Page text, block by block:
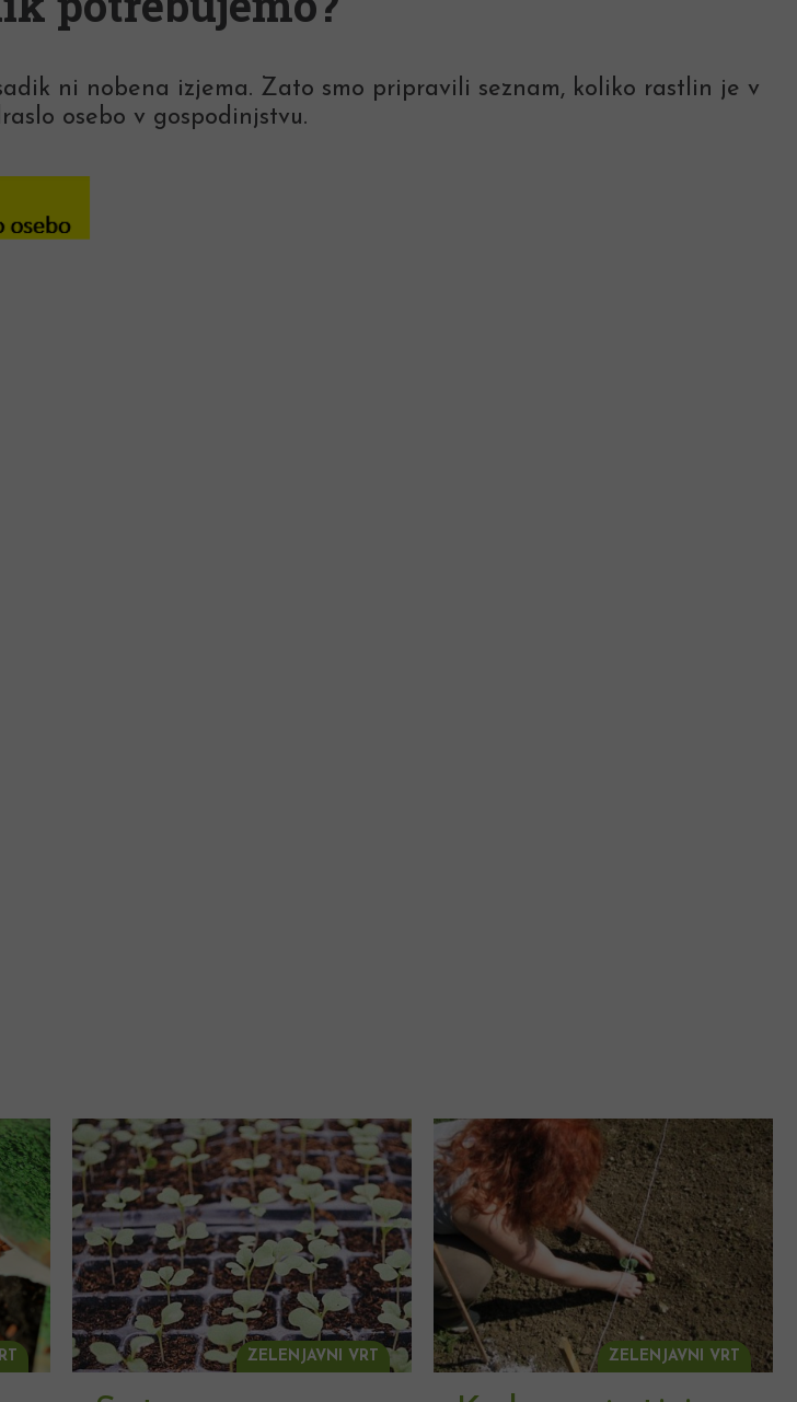
ni nobena izjema. Zato smo pripravili seznam, koliko rastlin je v
osebo v gospodinjstvu.
ZELENJAVNI VRT ZELENJAVNI VRT